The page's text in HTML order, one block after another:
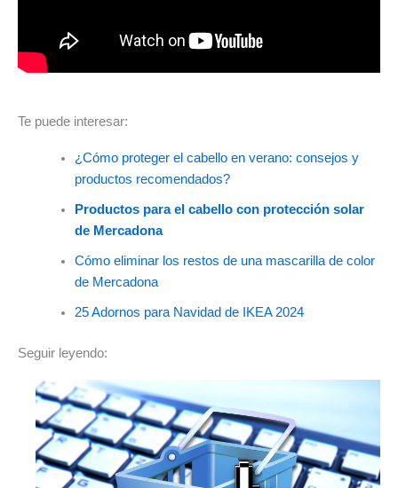
Te puede interesar:
¿Cómo proteger el cabello en verano: consejos y
productos recomendados?
Productos para el cabello con protección solar
de Mercadona
Cómo eliminar los restos de una mascarilla de color
de Mercadona
25 Adornos para Navidad de IKEA 2024
Seguir leyendo: